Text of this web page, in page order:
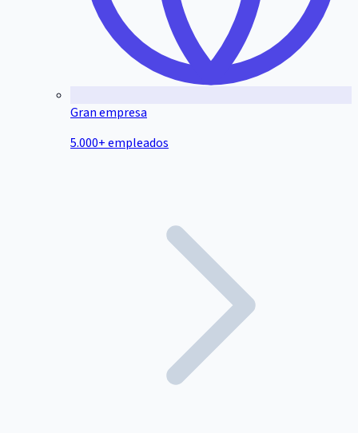
Gran empresa
5.000+ empleados